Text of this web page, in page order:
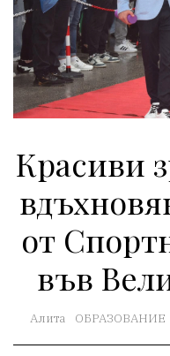
Красиви
от
във
Алита ОБРАЗОВАНИЕ